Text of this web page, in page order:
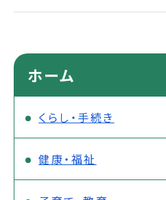
ホーム
くらし・手続き
健康・福祉